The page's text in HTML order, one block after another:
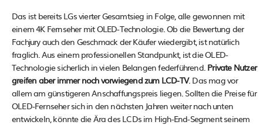
Das ist bereits LGs vierter Gesamtsieg in Folge, alle gewonnen mit
einem 4K Fernseher mit OLED-Technologie. Ob die Bewertung der
Fachjury auch den Geschmack der Käufer wiedergibt, ist natürlich
fraglich. Aus einem professionellen Standpunkt, ist die OLED-
Technologie sicherlich in vielen Belangen federführend. Private Nutzer
greifen aber immer noch vorwiegend zum LCD-TV. Das mag vor
allem am günstigeren Anschaffungspreis liegen. Sollten die Preise für
OLED-Fernseher sich in den nächsten Jahren weiter nach unten
entwickeln, könnte die Ära des LCDs im High-End-Segment seinem